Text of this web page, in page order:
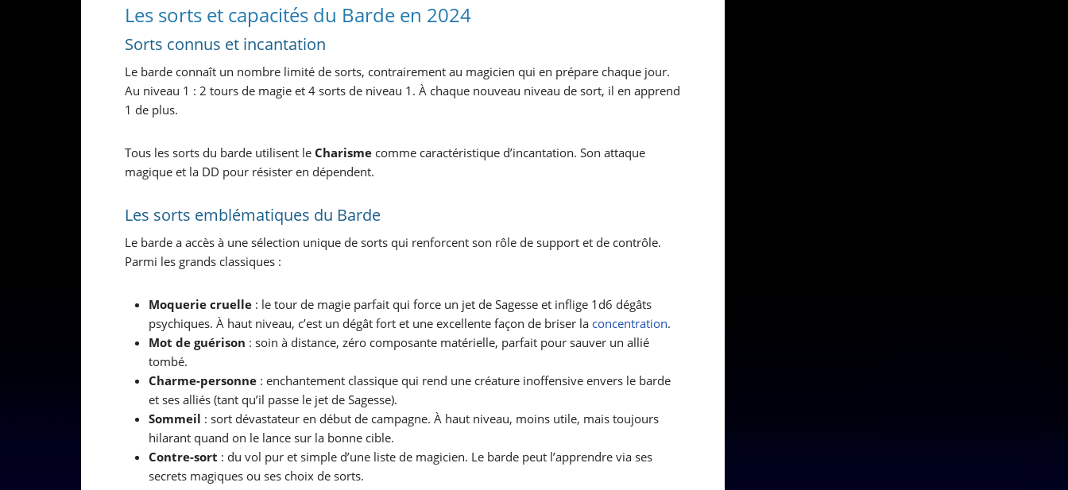
Les sorts et capacités du Barde en 2024
Sorts connus et incantation
Le barde connaît un nombre limité de sorts, contrairement au magicien qui en prépare chaque jour.
Au niveau 1 : 2 tours de magie et 4 sorts de niveau 1. À chaque nouveau niveau de sort, il en apprend
1 de plus.
Tous les sorts du barde utilisent le Charisme comme caractéristique d’incantation. Son attaque
magique et la DD pour résister en dépendent.
Les sorts emblématiques du Barde
Le barde a accès à une sélection unique de sorts qui renforcent son rôle de support et de contrôle.
Parmi les grands classiques :
Moquerie cruelle : le tour de magie parfait qui force un jet de Sagesse et inflige 1d6 dégâts
psychiques. À haut niveau, c’est un dégât fort et une excellente façon de briser la concentration.
Mot de guérison : soin à distance, zéro composante matérielle, parfait pour sauver un allié
tombé.
Charme-personne : enchantement classique qui rend une créature inoffensive envers le barde
et ses alliés (tant qu’il passe le jet de Sagesse).
Sommeil : sort dévastateur en début de campagne. À haut niveau, moins utile, mais toujours
hilarant quand on le lance sur la bonne cible.
Contre-sort : du vol pur et simple d’une liste de magicien. Le barde peut l’apprendre via ses
secrets magiques ou ses choix de sorts.